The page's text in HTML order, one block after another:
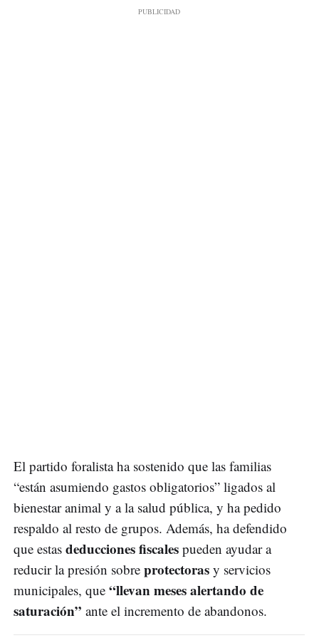
El partido foralista ha sostenido que las familias
“están asumiendo gastos obligatorios” ligados al
bienestar animal y a la salud pública, y ha pedido
respaldo al resto de grupos. Además, ha defendido
que estas deducciones fiscales pueden ayudar a
reducir la presión sobre protectoras y servicios
municipales, que “llevan meses alertando de
saturación” ante el incremento de abandonos.